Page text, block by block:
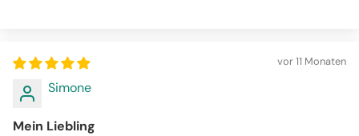
vor 11 Monaten
Simone
Mein Liebling